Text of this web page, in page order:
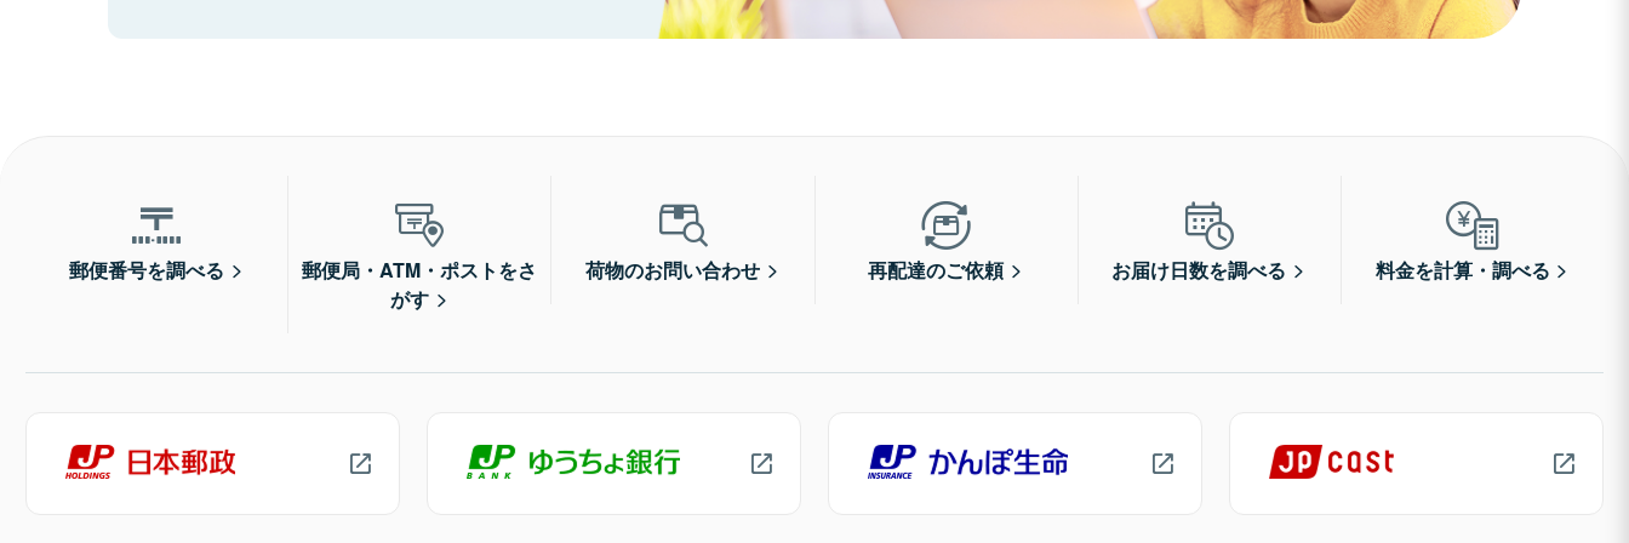
郵便番号を調べる
郵便局・ATM・ポストをさ
がす
荷物のお問い合わせ 再配達のご依頼 お届け日数を調べる 料金を計算・調べる